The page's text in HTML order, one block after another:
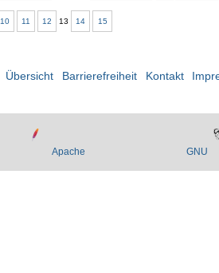
10 11 12 13 14 15
Übersicht Barrierefreiheit Kontakt
Apache GNU